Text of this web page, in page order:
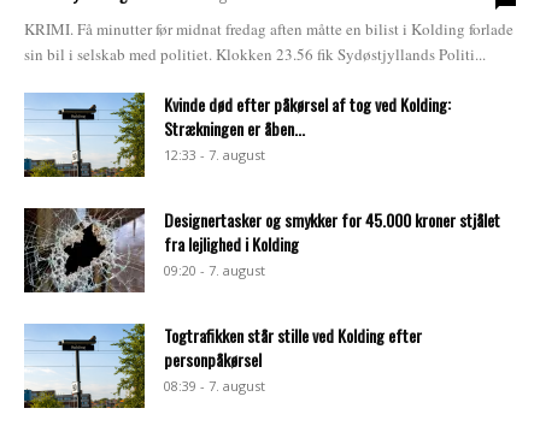
KRIMI. Få minutter før midnat fredag aften måtte en bilist i Kolding forlade
sin bil i selskab med politiet. Klokken 23.56 fik Sydøstjyllands Politi...
Kvinde død efter påkørsel af tog ved Kolding:
Strækningen er åben...
12:33 - 7. august
Designertasker og smykker for 45.000 kroner stjålet
fra lejlighed i Kolding
09:20 - 7. august
Togtrafikken står stille ved Kolding efter
personpåkørsel
08:39 - 7. august